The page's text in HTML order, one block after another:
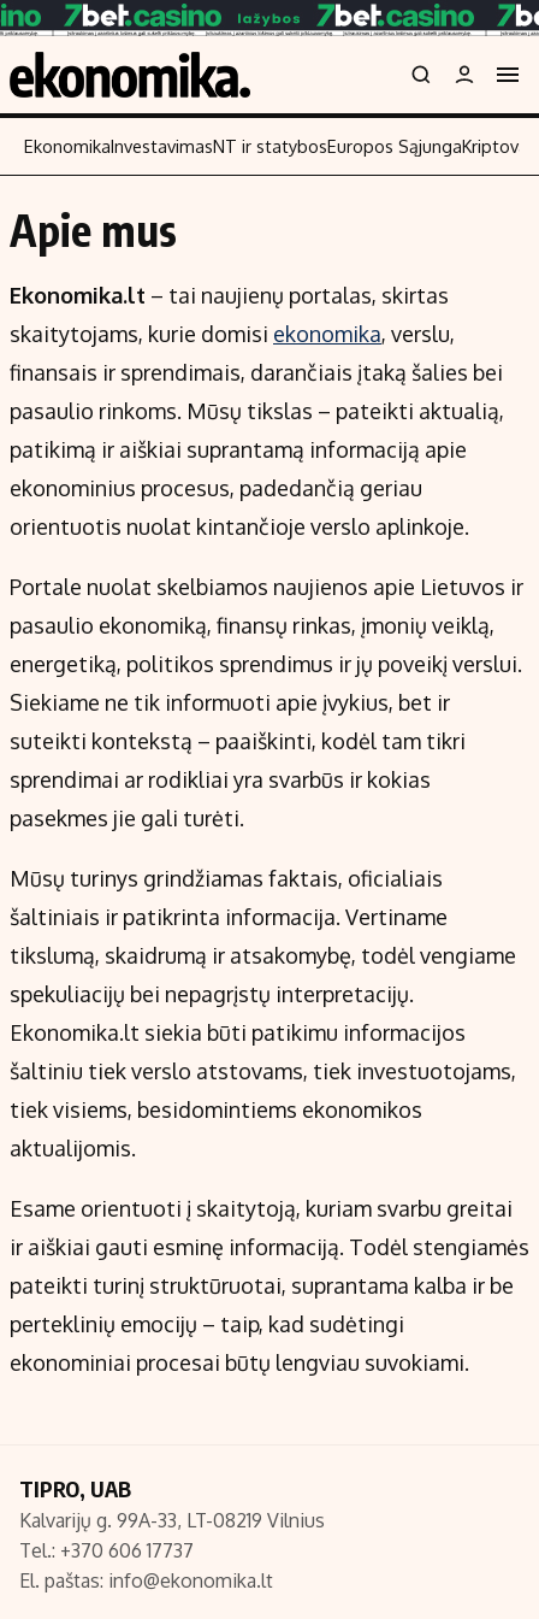
Turinys
Naujienos
Aplinka
Verslas
Energetika
Finansai
Įmonės
Žemės ūkis
Technologijos
Populiarios temos
Investavimas
Akcijų rinka
Saulės elektrinės
Kriptovaliutos
Infliacija
Migracija
Titulinis
Nedarbo išmokos skaičiuoklė
Indėliai
Indėlių skaičiuoklė
Būsto finansai
Įdomios naujienos
Redakcija
Privatumo politika
Regionų naujienos
Indėlių palūkanos
EkonomikaInvestavimasNT ir statybosEuropos Sąjunga
Apie mus
Ekonomika.lt – tai naujienų portalas, skirtas
skaitytojams, kurie domisi ekonomika, verslu,
finansais ir sprendimais, darančiais įtaką šalies bei
pasaulio rinkoms. Mūsų tikslas – pateikti aktualią,
patikimą ir aiškiai suprantamą informaciją apie
ekonominius procesus, padedančią geriau
orientuotis nuolat kintančioje verslo aplinkoje.
Portale nuolat skelbiamos naujienos apie Lietuvos ir
pasaulio ekonomiką, finansų rinkas, įmonių veiklą,
energetiką, politikos sprendimus ir jų poveikį verslui.
Siekiame ne tik informuoti apie įvykius, bet ir
suteikti kontekstą – paaiškinti, kodėl tam tikri
sprendimai ar rodikliai yra svarbūs ir kokias
pasekmes jie gali turėti.
Mūsų turinys grindžiamas faktais, oficialiais
šaltiniais ir patikrinta informacija. Vertiname
tikslumą, skaidrumą ir atsakomybę, todėl vengiame
spekuliacijų bei nepagrįstų interpretacijų.
Ekonomika.lt siekia būti patikimu informacijos
šaltiniu tiek verslo atstovams, tiek investuotojams,
tiek visiems, besidomintiems ekonomikos
aktualijomis.
Esame orientuoti į skaitytoją, kuriam svarbu greitai
ir aiškiai gauti esminę informaciją. Todėl stengiamės
pateikti turinį struktūruotai, suprantama kalba ir be
perteklinių emocijų – taip, kad sudėtingi
ekonominiai procesai būtų lengviau suvokiami.
TIPRO, UAB
Kalvarijų g. 99A-33, LT-08219 Vilnius
Tel.: +370 606 17737
El. paštas: info@ekonomika.lt